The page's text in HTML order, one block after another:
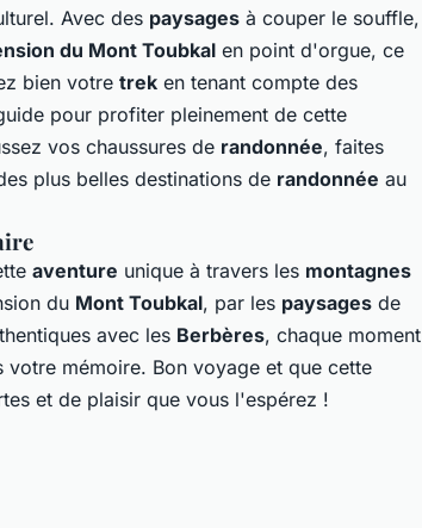
Avec des paysages à couper le souffle,
du Mont Toubkal en point d'orgue, ce
bien votre trek en tenant compte des
pour profiter pleinement de cette
vos chaussures de randonnée, faites
plus belles destinations de randonnée au
aventure unique à travers les montagnes
du Mont Toubkal, par les paysages de
avec les Berbères, chaque moment
votre mémoire. Bon voyage et que cette
et de plaisir que vous l'espérez !